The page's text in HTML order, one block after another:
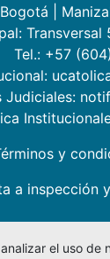
Bogotá
Tel.: +57
y
a
el uso